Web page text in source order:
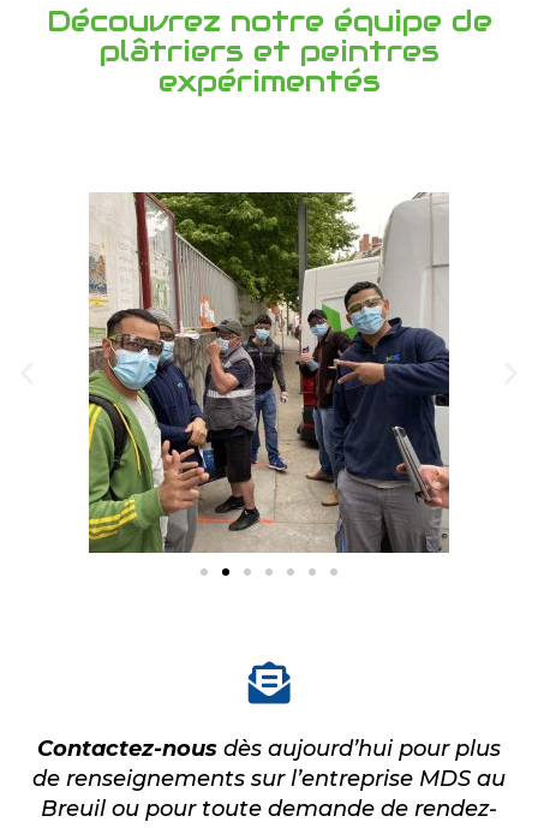
Découvrez notre équipe de
plâtriers et peintres
expérimentés
Contactez-nous dès aujourd’hui pour plus
de renseignements sur l’entreprise MDS au
Breuil ou pour toute demande de rendez-